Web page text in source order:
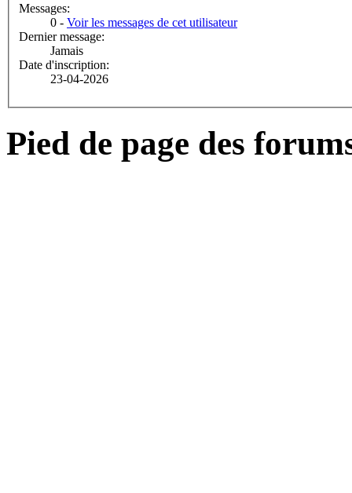
Messages:
0 - Voir les messages de cet utilisateur
Dernier message:
Jamais
Date d'inscription:
23-04-2026
Pied de page des